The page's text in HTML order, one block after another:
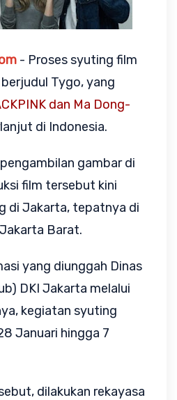
- Proses syuting film
Tygo, yang
dan Ma Dong-
di Indonesia.
gambar di
film tersebut kini
di Jakarta, tepatnya di
Barat.
yang diunggah Dinas
DKI Jakarta melalui
kegiatan syuting
Januari hingga 7
dilakukan rekayasa